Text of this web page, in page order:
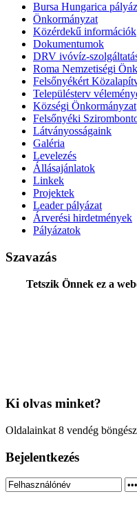
Bursa Hungarica
Önkormányzat
Közérdekű információk
Dokumentumok
DRV ivóvíz-
Roma Nemzetiségi
Felsőnyékért
Településterv
Községi Önkormányzat
Felsőnyéki
Látványosságaink
Galéria
Levelezés
Állásajánlatok
Linkek
Projektek
Leader pályázat
Árverési hirdetmények
Pályázatok
Szavazás
Tetszik Önnek ez a
Ki olvas minket?
Oldalainkat 8 vendég
Bejelentkezés